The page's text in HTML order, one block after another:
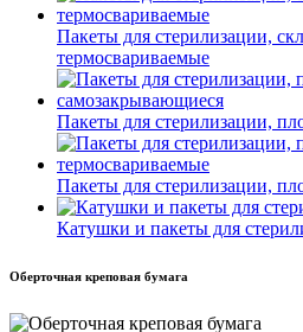
Пакеты для стерилизации,
термосвариваемые
Пакеты для стерилизации,
Пакеты для стерилизации,
Катушки и пакеты для
Оберточная креповая бумага